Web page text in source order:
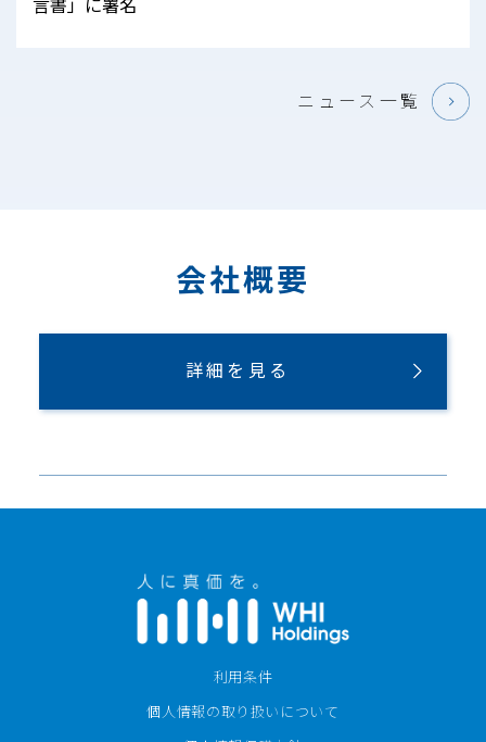
言書」に署名
ニュース一覧
会社概要
詳細を見る
利用条件
個人情報の取り扱いについて